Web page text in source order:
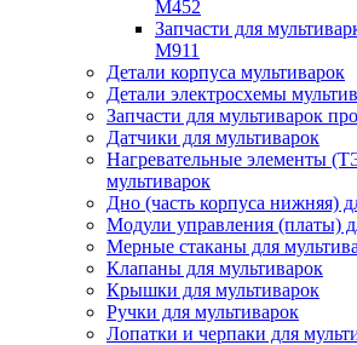
M452
Запчасти для
M911
Детали корпуса мультиварок
Детали электросхемы
Запчасти для мультиварок
Датчики для мультиварок
Нагревательные элементы
мультиварок
Дно (часть корпуса нижняя)
Модули управления (платы)
Мерные стаканы для
Клапаны для мультиварок
Крышки для мультиварок
Ручки для мультиварок
Лопатки и черпаки для